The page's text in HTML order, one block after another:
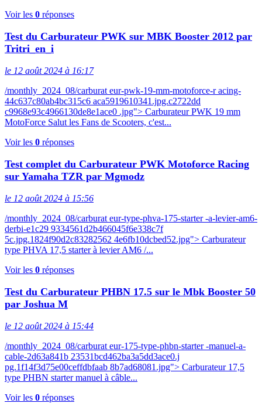
Voir les 0 réponses
Test du Carburateur PWK sur MBK Booster 2012 par
Tritri_en_i
le 12 août 2024 à 16:17
/monthly_2024_08/carburat eur-pwk-19-mm-motoforce-r acing-
44c637c80ab4bc315c6 aca5919610341.jpg.c2722dd
c9968e93c4966130de8e1ace0 .jpg"> Carburateur PWK 19 mm
MotoForce Salut les Fans de Scooters, c'est...
Voir les 0 réponses
Test complet du Carburateur PWK Motoforce Racing
sur Yamaha TZR par Mgmodz
le 12 août 2024 à 15:56
/monthly_2024_08/carburat eur-type-phva-175-starter -a-levier-am6-
derbi-e1c29 9334561d2b466045f6e338c7f
5c.jpg.1824f90d2c83282562 4e6fb10dcbed52.jpg"> Carburateur
type PHVA 17,5 starter à levier AM6 /...
Voir les 0 réponses
Test du Carburateur PHBN 17.5 sur le Mbk Booster 50
par Joshua M
le 12 août 2024 à 15:44
/monthly_2024_08/carburat eur-175-type-phbn-starter -manuel-a-
cable-2d63a841b 23531bcd462ba3a5dd3ace0.j
pg.1f14f3d75e00ceffdbfaab 8b7ad68081.jpg"> Carburateur 17,5
type PHBN starter manuel à câble...
Voir les 0 réponses